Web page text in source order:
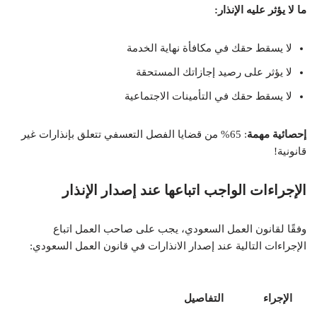
ما لا يؤثر عليه الإنذار:
لا يسقط حقك في مكافأة نهاية الخدمة
لا يؤثر على رصيد إجازاتك المستحقة
لا يسقط حقك في التأمينات الاجتماعية
إحصائية مهمة
: 65% من قضايا الفصل التعسفي تتعلق بإنذارات غير
قانونية!
الإجراءات الواجب اتباعها عند إصدار الإنذار
وفقًا لقانون العمل السعودي، يجب على صاحب العمل اتباع
الإجراءات التالية عند إصدار الانذارات في قانون العمل السعودي:
الإجراء التفاصيل